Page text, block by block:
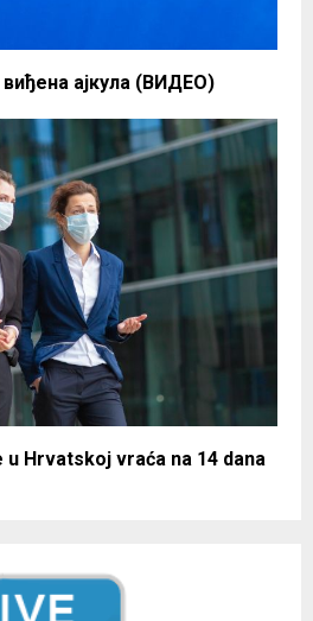
виђена ајкула (ВИДЕО)
Hrvatskoj vraća na 14 dana